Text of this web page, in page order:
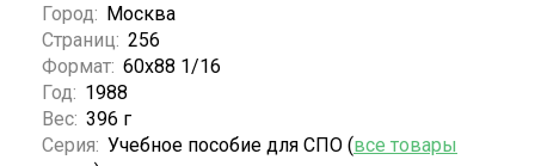
Город: Москва
Страниц: 256
Формат: 60х88 1/16
Год: 1988
Вес: 396 г
Серия: Учебное пособие для СПО (все товары